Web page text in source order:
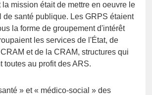
la mission était de mettre en oeuvre le
de santé publique. Les GRPS étaient
la forme de groupement d'intérêt
les services de l'État, de
et de la CRAM, structures qui
toutes au profit des ARS.
» et « médico-social » des